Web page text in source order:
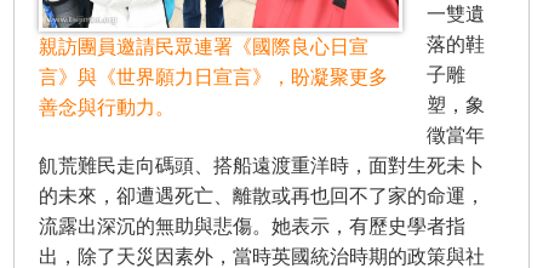
親訪團員邀請民眾連署《國際良心日宣
言》與《世界願力日宣言》，盼凝聚更多
善念與行動力。
一雙遺
落的鞋
子雕
塑，象
徵當年
飢荒難民走向碼頭、搭船遠渡重洋時，面對生死未卜
的未來，卻遭遇死亡、離散或再也回不了家的命運，
流露出深沉的無助與悲傷。她表示，有歷史學者指
出，除了天災因素外，當時英國統治時期的政策與社